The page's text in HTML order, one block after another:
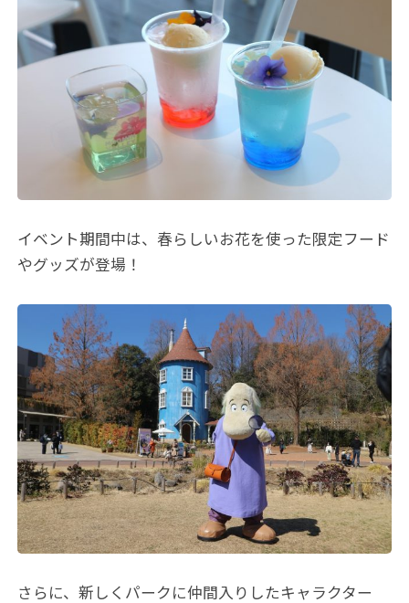
イベント期間中は、春らしいお花を使った限定フード
やグッズが登場！
さらに、新しくパークに仲間入りしたキャラクター